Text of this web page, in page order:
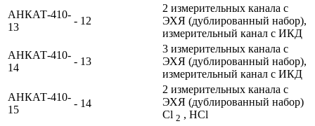
АНКАТ-410-
13
- 12
2 измерительных канала с
ЭХЯ (дублированный набор),
измерительный канал с ИКД
АНКАТ-410-
14
- 13
3 измерительных канала с
ЭХЯ (дублированный набор),
измерительный канал с ИКД
АНКАТ-410-
15
- 14
2 измерительных канала с
ЭХЯ (дублированный набор)
Cl 2 , HCl